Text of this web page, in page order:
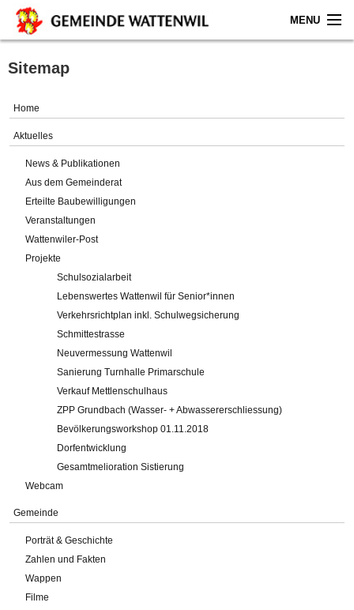
MENU
Home
Gemeinde
Verwaltung
Online-Service
Impressum
Sitemap
Home
Aktuelles
News & Publikationen
Aus dem Gemeinderat
Erteilte Baubewilligungen
Veranstaltungen
Wattenwiler-Post
Projekte
Schulsozialarbeit
Lebenswertes Wattenwil für Senior*innen
Verkehrsrichtplan inkl. Schulwegsicherung
Schmittestrasse
Neuvermessung Wattenwil
Sanierung Turnhalle Primarschule
Verkauf Mettlenschulhaus
ZPP Grundbach (Wasser- + Abwassererschliessung)
Bevölkerungsworkshop 01.11.2018
Dorfentwicklung
Gesamtmelioration Sistierung
Webcam
Gemeinde
Porträt & Geschichte
Zahlen und Fakten
Wappen
Filme